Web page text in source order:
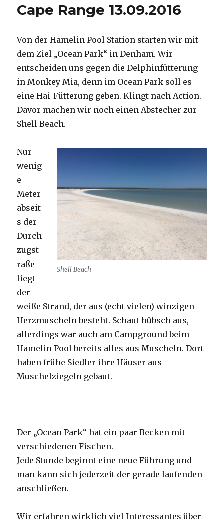
Cape Range 13.09.2016
Von der Hamelin Pool Station starten wir mit
dem Ziel „Ocean Park“ in Denham. Wir
entscheiden uns gegen die Delphinfütterung
in Monkey Mia, denn im Ocean Park soll es
eine Hai-Fütterung geben. Klingt nach Action.
Davor machen wir noch einen Abstecher zur
Shell Beach.
Shell Beach
Nur
wenig
e
Meter
abseit
s der
Durch
zugst
raße
liegt
der
weiße Strand, der aus (echt vielen) winzigen
Herzmuscheln besteht. Schaut hübsch aus,
allerdings war auch am Campground beim
Hamelin Pool bereits alles aus Muscheln. Dort
haben frühe Siedler ihre Häuser aus
Muschelziegeln gebaut.
Der „Ocean Park“ hat ein paar Becken mit
verschiedenen Fischen.
Jede Stunde beginnt eine neue Führung und
man kann sich jederzeit der gerade laufenden
anschließen.
Wir erfahren wirklich viel Interessantes über